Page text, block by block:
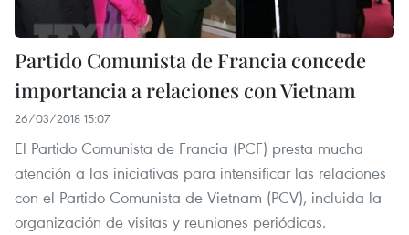
Partido Comunista de Francia concede
importancia a relaciones con Vietnam
26/03/2018 15:07
El Partido Comunista de Francia (PCF) presta mucha
atención a las iniciativas para intensificar las relaciones
con el Partido Comunista de Vietnam (PCV), incluida la
organización de visitas y reuniones periódicas.